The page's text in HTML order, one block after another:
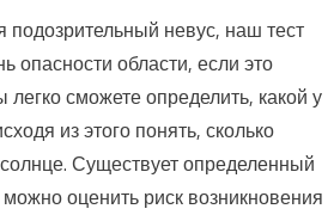
подозрительный невус, наш тест
опасности области, если это
сможете определить, какой у
из этого понять, сколько
Существует определенный
оценить риск возникновения